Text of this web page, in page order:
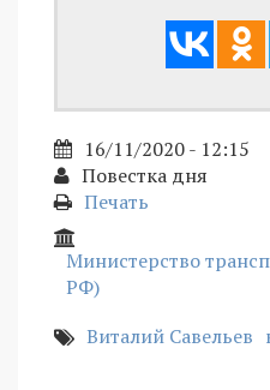
16/11/2020 - 12:15
Повестка дня
Печать
Министерство
РФ)
Виталий Савельев